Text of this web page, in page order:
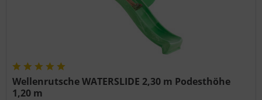
Wellenrutsche WATERSLIDE 2,30 m Podesthöhe
1,20 m